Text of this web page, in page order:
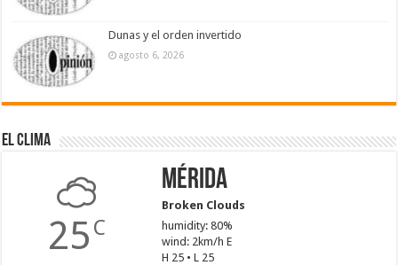
Dunas y el orden invertido
agosto 6, 2026
El Clima
25 C
Mérida
Broken Clouds
humidity: 80%
wind: 2km/h E
H 25 • L 25